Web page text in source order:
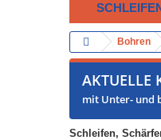
Bohren
AKTUELLE
mit Unter- und
Schleifen,